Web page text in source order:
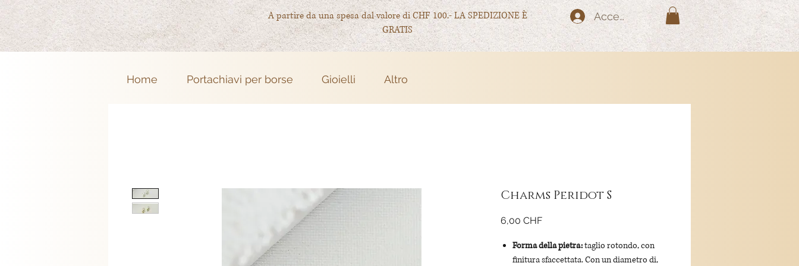
A partire da una spesa dal valore di CHF 100.- LA SPEDIZIONE È
GRATIS
Accedi
Home Portachiavi per borse Gioielli Altro
Charms Peridot S
6,00 CHFPrezzo
Forma della pietra:taglio rotondo, con
finitura sfaccettata. Con un diametro di,